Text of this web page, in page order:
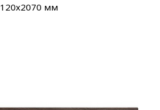
120х2070 мм